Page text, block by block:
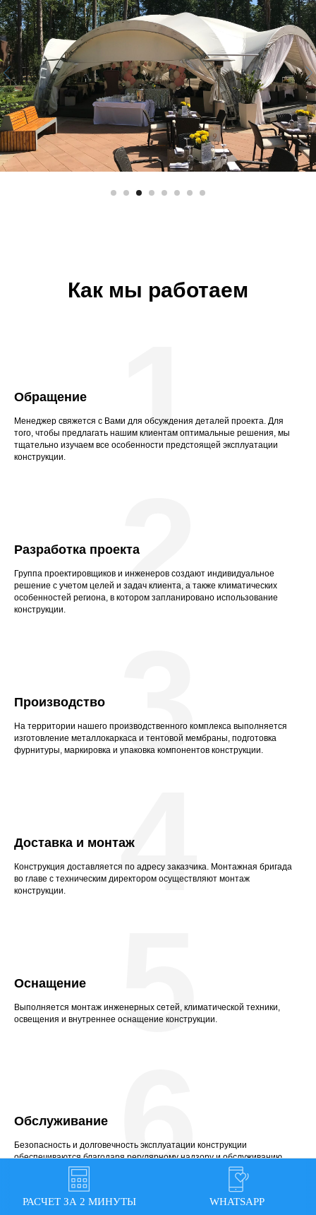
РАСЧЕТ ЗА 2 МИНУТЫ WHATSAPP
Как мы работаем
Обращение
Менеджер свяжется с Вами для обсуждения деталей проекта. Для
того, чтобы предлагать нашим клиентам оптимальные решения, мы
тщательно изучаем все особенности предстоящей эксплуатации
конструкции.
1
Разработка проекта
Группа проектировщиков и инженеров создают индивидуальное
решение с учетом целей и задач клиента, а также климатических
особенностей региона, в котором запланировано использование
конструкции.
2
Производство
На территории нашего производственного комплекса выполняется
изготовление металлокаркаса и тентовой мембраны, подготовка
фурнитуры, маркировка и упаковка компонентов конструкции.
3
Доставка и монтаж
Конструкция доставляется по адресу заказчика. Монтажная бригада
во главе с техническим директором осуществляют монтаж
конструкции.
4
Оснащение
Выполняется монтаж инженерных сетей, климатической техники,
освещения и внутреннее оснащение конструкции.
5
Обслуживание
Безопасность и долговечность эксплуатации конструкции
обеспечиваются благодаря регулярному надзору и обслуживанию.
6